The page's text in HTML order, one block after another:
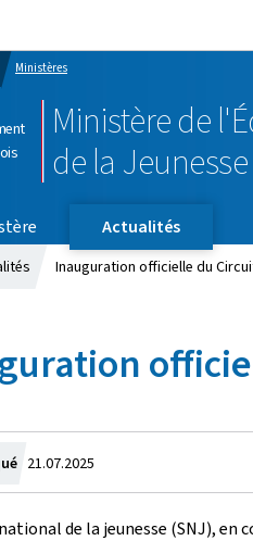
Ministères
Ministère de
de la Jeunesse
Actualités
Inauguration officielle du
Crée
le
21.07.2025
de la jeunesse (SNJ),